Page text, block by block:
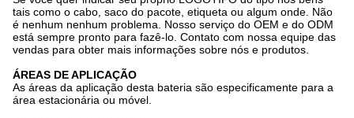
tais como o cabo, saco do pacote, etiqueta ou algum onde. Não
é nenhum nenhum problema. Nosso serviço do OEM e do ODM
está sempre pronto para fazê-lo. Contato com nossa equipe das
vendas para obter mais informações sobre nós e produtos.
ÁREAS DE APLICAÇÃO
As áreas da aplicação desta bateria são especificamente para a
área estacionária ou móvel.